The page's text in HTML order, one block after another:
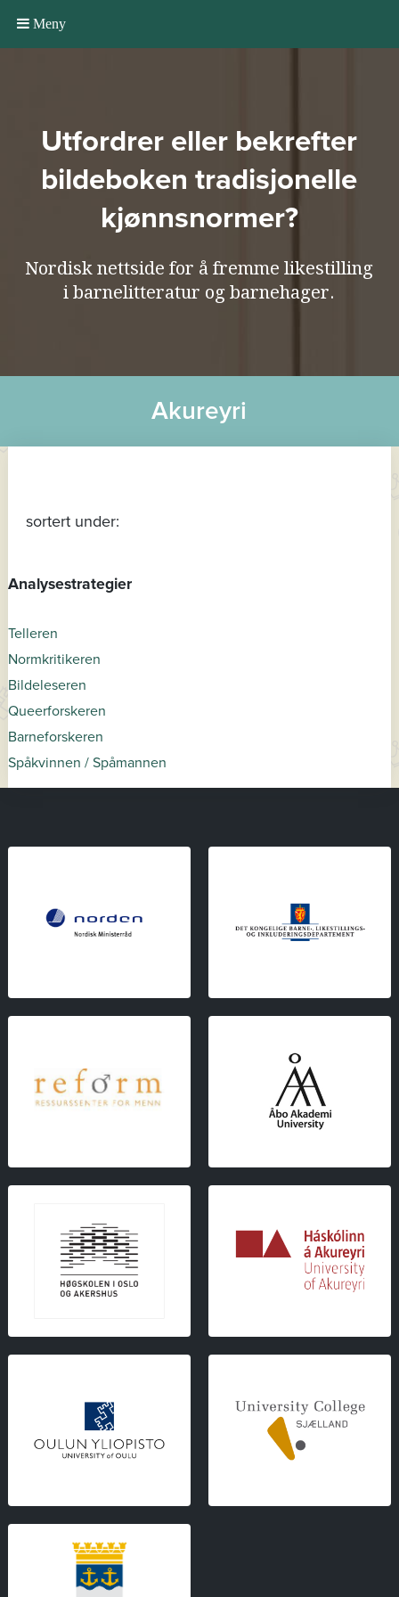
Meny
Utfordrer eller bekrefter
bildeboken tradisjonelle
kjønnsnormer?
Nordisk nettside for å fremme likestilling
i barnelitteratur og barnehager.
Akureyri
sortert under:
Analysestrategier
Telleren
Normkritikeren
Bildeleseren
Queerforskeren
Barneforskeren
Spåkvinnen / Spåmannen